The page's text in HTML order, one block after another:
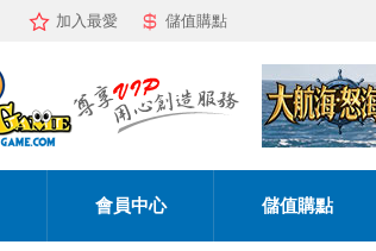
加入最愛 儲值購點
會員中心 儲值購點